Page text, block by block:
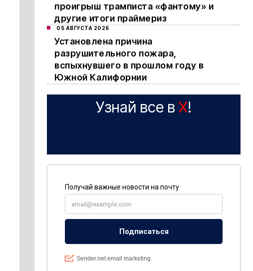
проигрыш трамписта «фантому» и
другие итоги праймериз
05 АВГУСТА 2026
Установлена причина
разрушительного пожара,
вспыхнувшего в прошлом году в
Южной Калифорнии
Узнай все в X!